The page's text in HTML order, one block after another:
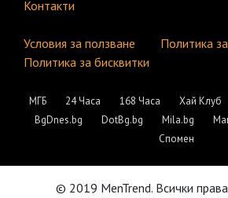
Контакти
Условия за ползване
Политика
Политика за бисквитки
МГБ 24 Часа 168 Часа Хай Клуб
BgDnes.bg
DotBg.bg Mila.bg
Спомен
© 2019 MenTrend. Всички